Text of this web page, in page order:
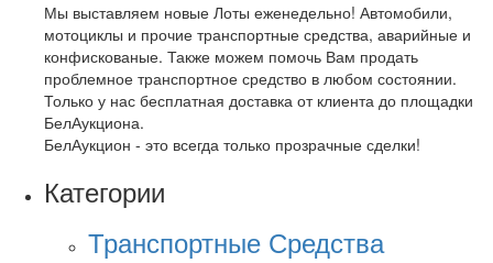
Мы выставляем новые Лоты еженедельно! Автомобили,
мотоциклы и прочие транспортные средства, аварийные и
конфискованые. Также можем помочь Вам продать
проблемное транспортное средство в любом состоянии.
Только у нас бесплатная доставка от клиента до площадки
БелАукциона.
БелАукцион - это всегда только прозрачные сделки!
Категории
Транспортные Средства